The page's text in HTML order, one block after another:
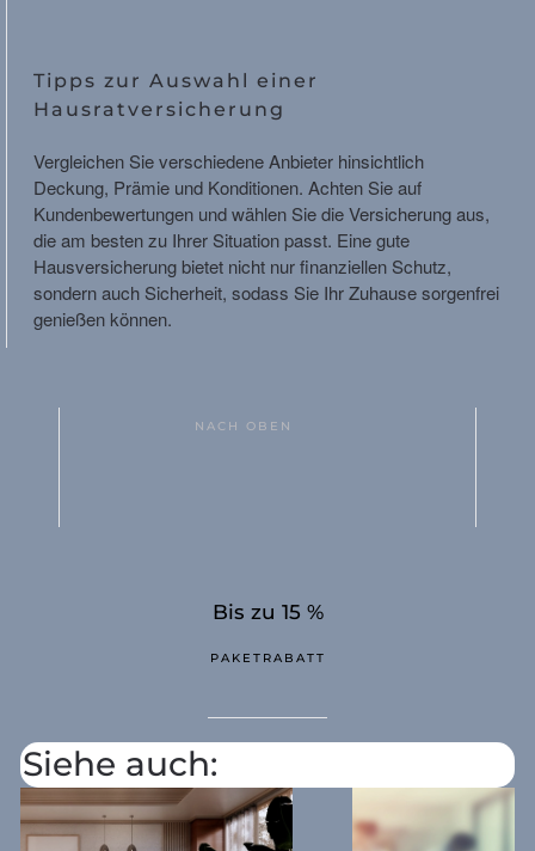
Tipps zur Auswahl einer
Hausratversicherung
Vergleichen Sie verschiedene Anbieter hinsichtlich
Deckung, Prämie und Konditionen. Achten Sie auf
Kundenbewertungen und wählen Sie die Versicherung aus,
die am besten zu Ihrer Situation passt. Eine gute
Hausversicherung bietet nicht nur finanziellen Schutz,
sondern auch Sicherheit, sodass Sie Ihr Zuhause sorgenfrei
genießen können.
NACH OBEN
Bis zu 15 %
PAKETRABATT
Siehe auch: